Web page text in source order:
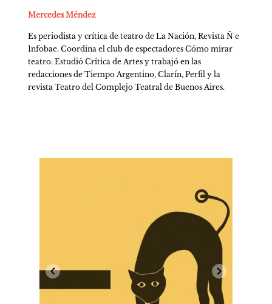
Mercedes Méndez
Es periodista y crítica de teatro de La Nación, Revista Ñ e
Infobae. Coordina el club de espectadores Cómo mirar
teatro. Estudió Crítica de Artes y trabajó en las
redacciones de Tiempo Argentino, Clarín, Perfil y la
revista Teatro del Complejo Teatral de Buenos Aires.